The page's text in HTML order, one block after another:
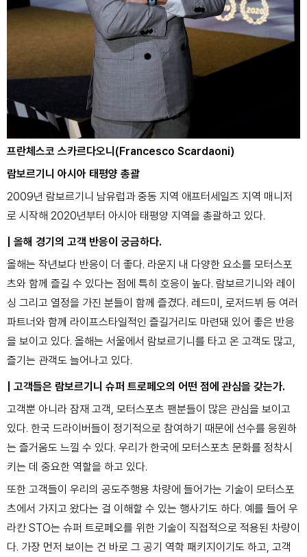
프란체스코 스카르다오니(Francesco Scardaoni)
람보르기니 아시아 태평양 총괄
2009년 람보르기니 남유럽과 중동 지역 애프터세일즈 지역 매니저
로 시작해 2020년부터 아시아 태평양 지역을 총괄하고 있다.
| 올해 경기의 고객 반응이 궁금하다.
올해는 작년보다 반응이 더 좋다. 라운지 내 다양한 요소를 모터스포
츠와 함께 즐길 수 있다는 점에 특히 호응이 높다. 람보르기니와 레이
싱 그리고 열정을 가진 분들이 함께 즐겼다. 레드미, 로저드뷔 등 여러
파트너와 함께 라이프스타일적인 즐길거리도 마련돼 있어 좋은 반응
을 보이고 있다. 올해는 서울에서 람보르기니를 타고 온 고객도 많고,
즐기는 관객도 늘어나고 있다.
| 고객들은 람보르기니 슈퍼 트로페오의 어떤 점에 관심을 갖는가.
고객뿐 아니라 잠재 고객, 모터스포츠 팬분들이 많은 관심을 보이고
있다. 한국 드라이버들이 정기적으로 참여하기 때문에 선수를 응원하
는 즐거움도 느낄 수 있다. 우리가 한국에 모터스포츠 문화를 정착시
키는 데 중요한 역할을 하고 있다.
또한 고객들이 우리의 공도주행용 차량에 들어가는 기술이 모터스포
츠에서 가지고 왔다는 걸 이해할 수 있는 행사기도 하다. 예를 들어 우
라칸 STO는 슈퍼 트로페오를 위한 기술이 직접적으로 적용된 차량이
다. 가장 먼저 보이는 건 바로 그 공기 역학 패키지이기도 하고, 고객